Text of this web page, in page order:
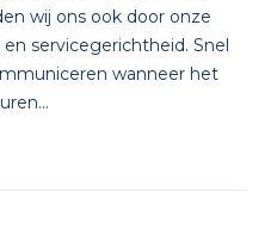
wij ons ook door onze
servicegerichtheid. Snel
wanneer het